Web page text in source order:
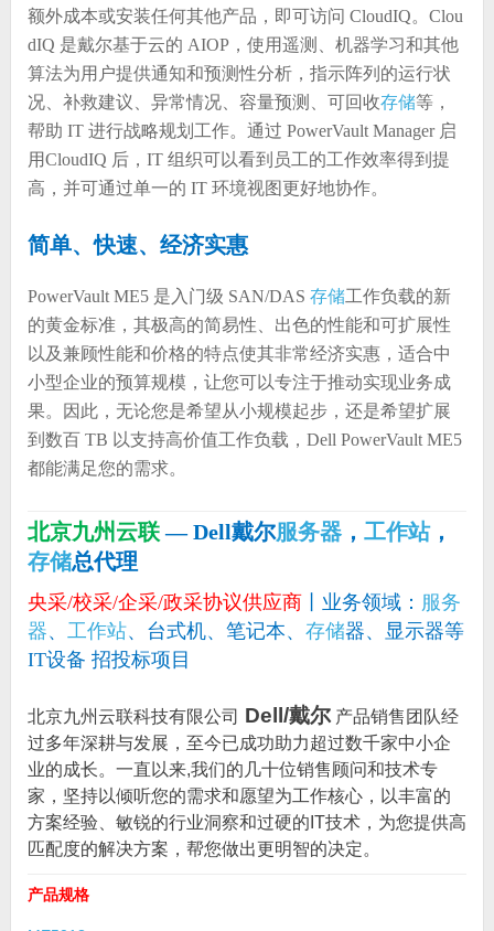
额外成本或安装任何其他产品，即可访问 CloudIQ。Clou
dIQ 是戴尔基于云的 AIOP，使用遥测、机器学习和其他
算法为用户提供通知和预测性分析，指示阵列的运行状
况、补救建议、异常情况、容量预测、可回收存储等，
帮助 IT 进行战略规划工作。通过 PowerVault Manager 启
用CloudIQ 后，IT 组织可以看到员工的工作效率得到提
高，并可通过单一的 IT 环境视图更好地协作。
简单、快速、经济实惠
PowerVault ME5 是入门级 SAN/DAS 存储工作负载的新
的黄金标准，其极高的简易性、出色的性能和可扩展性
以及兼顾性能和价格的特点使其非常经济实惠，适合中
小型企业的预算规模，让您可以专注于推动实现业务成
果。因此，无论您是希望从小规模起步，还是希望扩展
到数百 TB 以支持高价值工作负载，Dell PowerVault ME5
都能满足您的需求。
北京九州云联— Dell戴尔服务器， 工作站，
存储总代理
央采/校采/企采/政采协议供应商丨业务领域： 服务
器、 工作站、台式机、笔记本、 存储器、显示器等
IT设备 招投标项目
北京九州云联科技有限公司 Dell/戴尔 产品销售团队经
过多年深耕与发展，至今已成功助力超过数千家中小企
业的成长。一直以来,我们的几十位销售顾问和技术专
家，坚持以倾听您的需求和愿望为工作核心，以丰富的
方案经验、敏锐的行业洞察和过硬的IT技术，为您提供高
匹配度的解决方案，帮您做出更明智的决定。
产品规格